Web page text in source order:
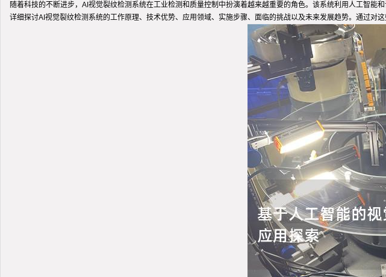
随着科技的不断进步，AI视觉裂纹检测系统在工业检测和质量控制中扮演着越来越重要的角色。该系统利用人工智
详细探讨AI视觉裂纹检测系统的工作原理、技术优势、应用领域、实施步骤、面临的挑战以及未来发展趋势。通过对